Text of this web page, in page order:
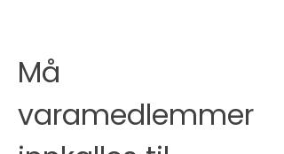
Må
varamedlemmer